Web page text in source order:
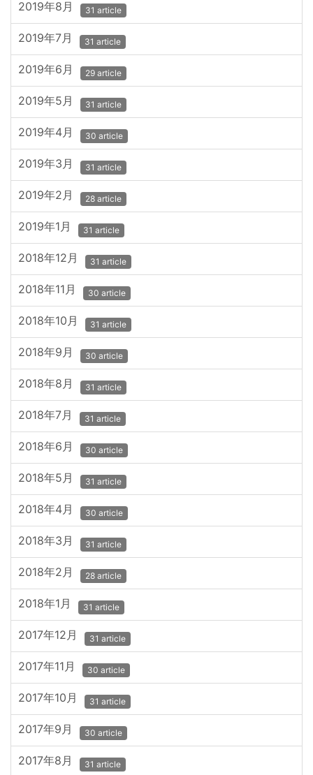
2019年8月 31 article
2019年7月 31 article
2019年6月 29 article
2019年5月 31 article
2019年4月 30 article
2019年3月 31 article
2019年2月 28 article
2019年1月 31 article
2018年12月 31 article
2018年11月 30 article
2018年10月 31 article
2018年9月 30 article
2018年8月 31 article
2018年7月 31 article
2018年6月 30 article
2018年5月 31 article
2018年4月 30 article
2018年3月 31 article
2018年2月 28 article
2018年1月 31 article
2017年12月 31 article
2017年11月 30 article
2017年10月 31 article
2017年9月 30 article
2017年8月 31 article